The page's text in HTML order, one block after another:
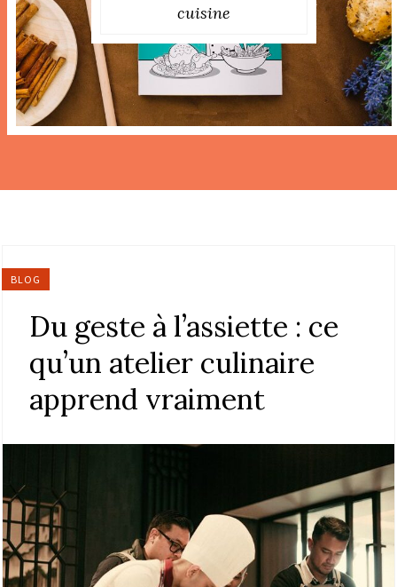
cuisine
BLOG
Du geste à l’assiette : ce
qu’un atelier culinaire
apprend vraiment